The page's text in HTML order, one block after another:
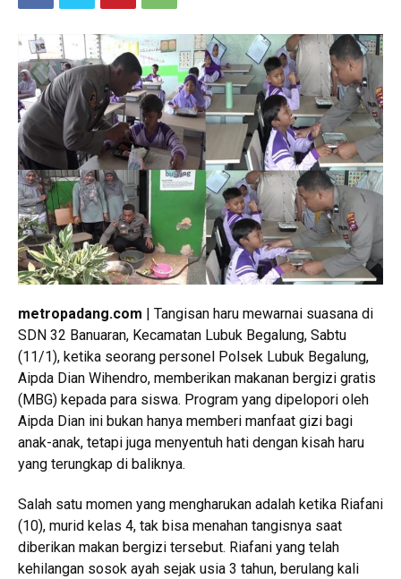
metropadang.com | Tangisan haru mewarnai suasana di
SDN 32 Banuaran, Kecamatan Lubuk Begalung, Sabtu
(11/1), ketika seorang personel Polsek Lubuk Begalung,
Aipda Dian Wihendro, memberikan makanan bergizi gratis
(MBG) kepada para siswa. Program yang dipelopori oleh
Aipda Dian ini bukan hanya memberi manfaat gizi bagi
anak-anak, tetapi juga menyentuh hati dengan kisah haru
yang terungkap di baliknya.
Salah satu momen yang mengharukan adalah ketika Riafani
(10), murid kelas 4, tak bisa menahan tangisnya saat
diberikan makan bergizi tersebut. Riafani yang telah
kehilangan sosok ayah sejak usia 3 tahun, berulang kali